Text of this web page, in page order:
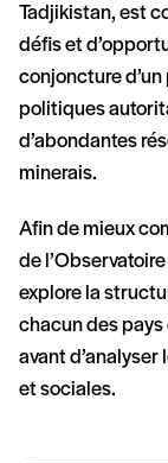
Tadjikistan, est
défis et
conjoncture
politiques
d’abondantes
minerais.
Afin de mieux
de
explore la
chacun des pays
avant
et sociales.